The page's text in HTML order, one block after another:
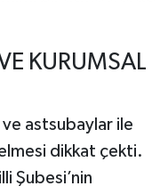
KURUMSAL
astsubaylar ile
dikkat çekti.
Şubesi’nin